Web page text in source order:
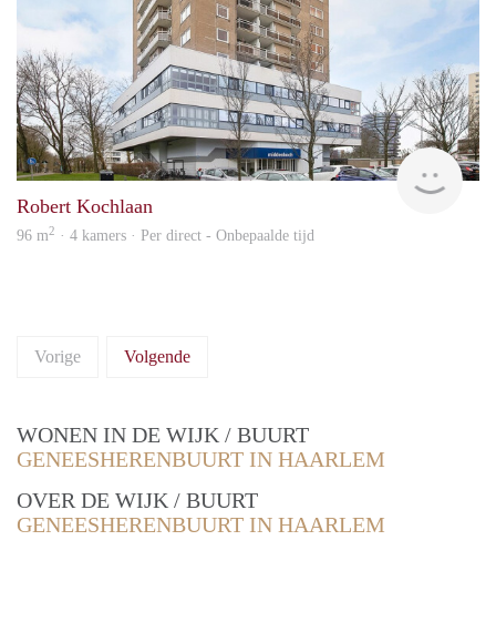
Van
Robert Kochlaan
96 m2 · 4 kamers · Per direct - Onbepaalde tijd
Vorige Volgende
WONEN IN DE WIJK / BUURT
GENEESHERENBUURT IN HAARLEM
OVER DE WIJK / BUURT
GENEESHERENBUURT IN HAARLEM